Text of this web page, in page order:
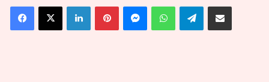
courriel
FacebookX LinkedinPinterestMessengerWhatsAppTelegramPartager par email